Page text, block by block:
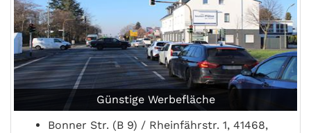
Günstige Werbefläche
Bonner Str. (B 9) / Rheinfährstr. 1, 41468,